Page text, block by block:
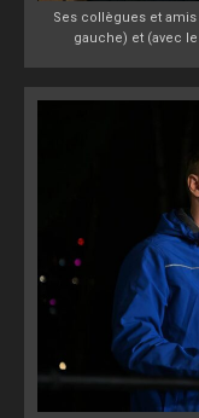
Ses collègues et amis
gauche) et (avec